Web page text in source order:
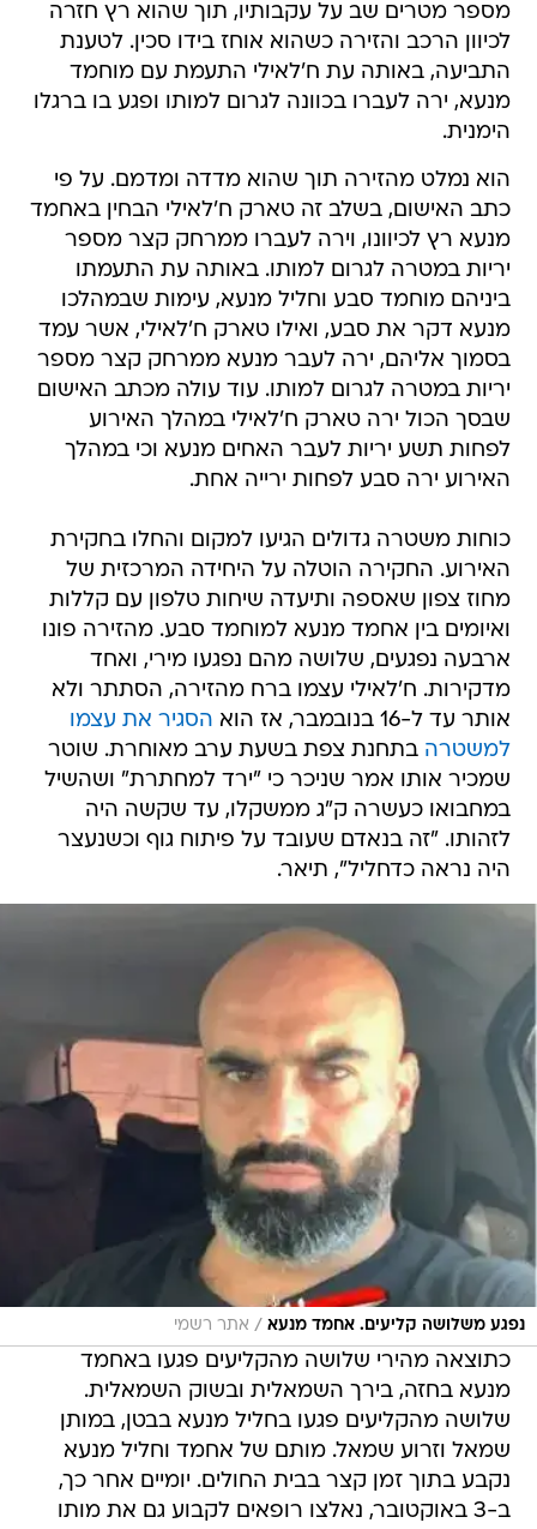
מספר מטרים שב על עקבותיו, תוך שהוא רץ חזרה
לכיוון הרכב והזירה כשהוא אוחז בידו סכין. לטענת
התביעה, באותה עת ח'לאילי התעמת עם מוחמד
מנעא, ירה לעברו בכוונה לגרום למותו ופגע בו ברגלו
הימנית.
הוא נמלט מהזירה תוך שהוא מדדה ומדמם. על פי
כתב האישום, בשלב זה טארק ח'לאילי הבחין באחמד
מנעא רץ לכיוונו, וירה לעברו ממרחק קצר מספר
יריות במטרה לגרום למותו. באותה עת התעמתו
ביניהם מוחמד סבע וחליל מנעא, עימות שבמהלכו
מנעא דקר את סבע, ואילו טארק ח'לאילי, אשר עמד
בסמוך אליהם, ירה לעבר מנעא ממרחק קצר מספר
יריות במטרה לגרום למותו. עוד עולה מכתב האישום
שבסך הכול ירה טארק ח'לאילי במהלך האירוע
לפחות תשע יריות לעבר האחים מנעא וכי במהלך
האירוע ירה סבע לפחות ירייה אחת.
כוחות משטרה גדולים הגיעו למקום והחלו בחקירת
האירוע. החקירה הוטלה על היחידה המרכזית של
מחוז צפון שאספה ותיעדה שיחות טלפון עם קללות
ואיומים בין אחמד מנעא למוחמד סבע. מהזירה פונו
ארבעה נפגעים, שלושה מהם נפגעו מירי, ואחד
מדקירות. ח'לאילי עצמו ברח מהזירה, הסתתר ולא
אותר עד ל-16 בנובמבר, אז הוא
הסגיר את עצמו
למשטרה בתחנת צפת בשעת ערב מאוחרת. שוטר
שמכיר אותו אמר שניכר כי "ירד למחתרת" ושהשיל
במחבואו כעשרה ק"ג ממשקלו, עד שקשה היה
לזהותו. "זה בנאדם שעובד על פיתוח גוף וכשנעצר
היה נראה כדחליל", תיאר.
נפגע משלושה קליעים. אחמד מנעא / אתר רשמי
כתוצאה מהירי שלושה מהקליעים פגעו באחמד
מנעא בחזה, בירך השמאלית ובשוק השמאלית.
שלושה מהקליעים פגעו בחליל מנעא בבטן, במותן
שמאל וזרוע שמאל. מותם של אחמד וחליל מנעא
נקבע בתוך זמן קצר בבית החולים. יומיים אחר כך,
ב-3 באוקטובר, נאלצו רופאים לקבוע גם את מותו